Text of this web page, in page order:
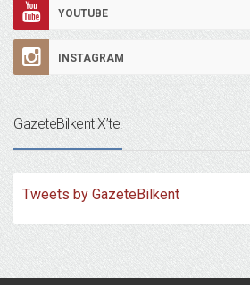
YOUTUBE
INSTAGRAM
GazeteBilkent X’te!
Tweets by GazeteBilkent